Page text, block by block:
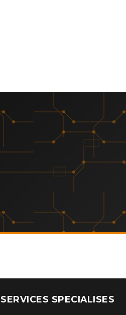
SPECIALISES